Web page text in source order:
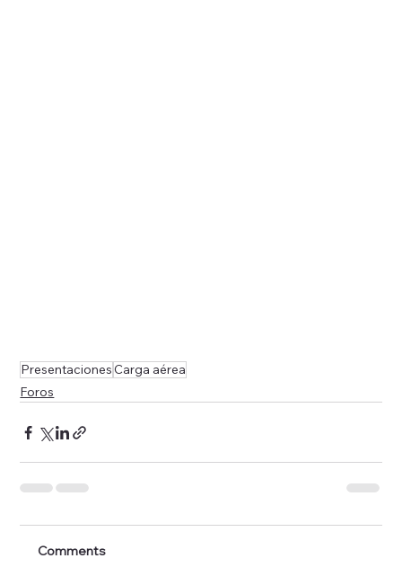
PresentacionesCarga aérea
Foros
Comments